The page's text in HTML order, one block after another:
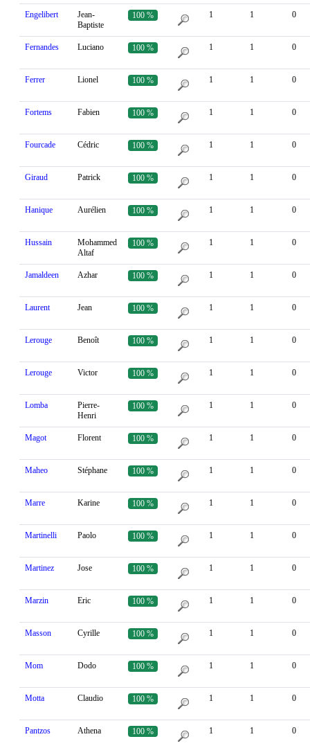
Engelibert
Jean-
Baptiste
100 % 1 1 0
Fernandes Luciano 100 % 1 1 0
Ferrer Lionel 100 % 1 1 0
Fortems Fabien 100 % 1 1 0
Fourcade Cédric 100 % 1 1 0
Giraud Patrick 100 % 1 1 0
Hanique Aurélien 100 % 1 1 0
Hussain
Mohammed
Altaf
100 % 1 1 0
Jamaldeen Azhar 100 % 1 1 0
Laurent Jean 100 % 1 1 0
Lerouge Benoît 100 % 1 1 0
Lerouge Victor 100 % 1 1 0
Lomba
Pierre-
Henri
100 % 1 1 0
Magot Florent 100 % 1 1 0
Maheo Stéphane 100 % 1 1 0
Marre Karine 100 % 1 1 0
Martinelli Paolo 100 % 1 1 0
Martinez Jose 100 % 1 1 0
Marzin Eric 100 % 1 1 0
Masson Cyrille 100 % 1 1 0
Mom Dodo 100 % 1 1 0
Motta Claudio 100 % 1 1 0
Pantzos Athena 100 % 1 1 0